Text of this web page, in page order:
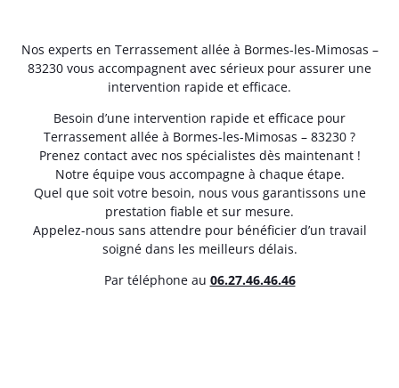
Nos experts en Terrassement allée à Bormes-les-Mimosas –
83230 vous accompagnent avec sérieux pour assurer une
intervention rapide et efficace.
Besoin d’une intervention rapide et efficace pour
Terrassement allée à Bormes-les-Mimosas – 83230 ?
Prenez contact avec nos spécialistes dès maintenant !
Notre équipe vous accompagne à chaque étape.
Quel que soit votre besoin, nous vous garantissons une
prestation fiable et sur mesure.
Appelez-nous sans attendre pour bénéficier d’un travail
soigné dans les meilleurs délais.
Par téléphone au 06.27.46.46.46